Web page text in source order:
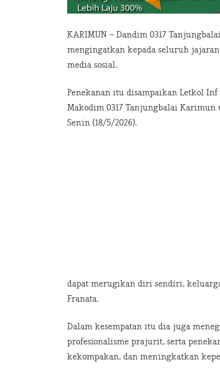
KARIMUN – Dandim 0317
mengingatkan kepada seluruh
media sosial.
Penekanan itu disampaikan Letkol
Makodim 0317 Tanjungbalai
Senin (18/5/2026).
dapat merugikan diri sendiri,
Franata.
Dalam kesempatan itu dia juga
profesionalisme prajurit, serta
kekompakan, dan meningkatkan